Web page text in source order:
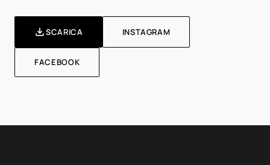
SCARICA INSTAGRAM
FACEBOOK